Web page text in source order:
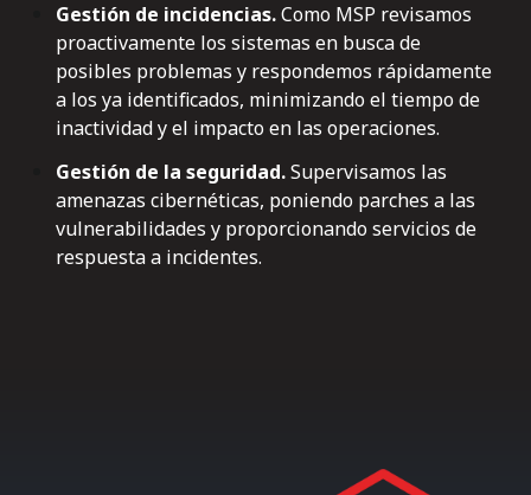
Gestión de incidencias.Como MSP revisamos
proactivamente los sistemas en busca de
posibles problemas y respondemos rápidamente
a los ya identificados, minimizando el tiempo de
inactividad y el impacto en las operaciones.
Gestión de la seguridad.Supervisamos las
amenazas cibernéticas, poniendo parches a las
vulnerabilidades y proporcionando servicios de
respuesta a incidentes.